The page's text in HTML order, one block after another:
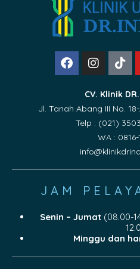
CV. Klinik
Jl. Tanah Abang III No.
Telp : (021)
WA : 0816-
JAM
Senin – Jumat(08.00-
Minggu dan